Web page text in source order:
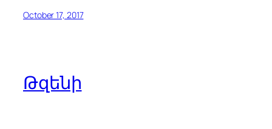
October 17, 2017
Թզենի